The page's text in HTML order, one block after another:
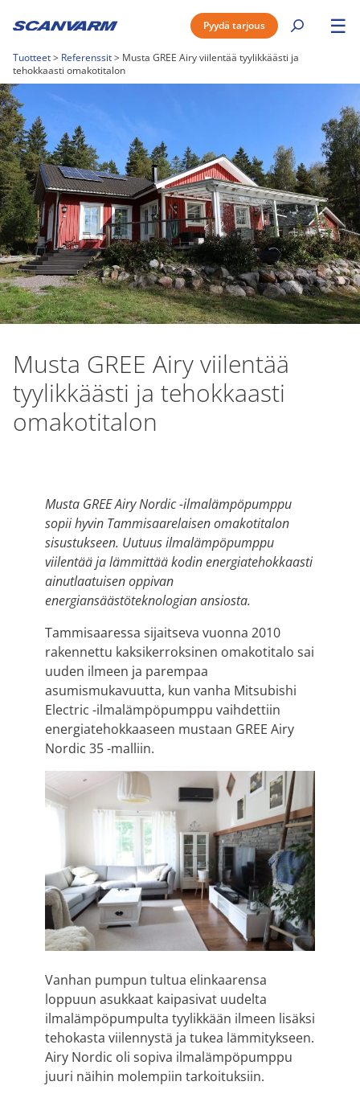
Pyydä tarjous ☰
Tuotteet> Referenssit> Musta GREE Airy viilentää tyylikkäästi ja
tehokkaasti omakotitalon
Musta GREE Airy viilentää
tyylikkäästi ja tehokkaasti
omakotitalon
Musta GREE Airy Nordic -ilmalämpöpumppu
sopii hyvin Tammisaarelaisen omakotitalon
sisustukseen. Uutuus ilmalämpöpumppu
viilentää ja lämmittää kodin energiatehokkaasti
ainutlaatuisen oppivan
energiansäästöteknologian ansiosta.
Tammisaaressa sijaitseva vuonna 2010
rakennettu kaksikerroksinen omakotitalo sai
uuden ilmeen ja parempaa
asumismukavuutta, kun vanha Mitsubishi
Electric -ilmalämpöpumppu vaihdettiin
energiatehokkaaseen mustaan GREE Airy
Nordic 35 -malliin.
Vanhan pumpun tultua elinkaarensa
loppuun asukkaat kaipasivat uudelta
ilmalämpöpumpulta tyylikkään ilmeen lisäksi
tehokasta viilennystä ja tukea lämmitykseen.
Airy Nordic oli sopiva ilmalämpöpumppu
juuri näihin molempiin tarkoituksiin.